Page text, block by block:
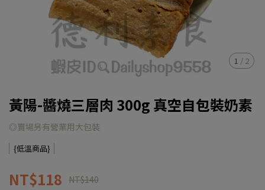
1 / 2
黃陽-醬燒三層肉 300g 真空自包裝奶素
◎賣場另有營業用大包裝
{低溫商品}
NT$118 NT$140